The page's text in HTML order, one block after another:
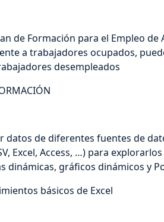
de Formación para el Empleo de
a trabajadores ocupados,
desempleados
datos de diferentes fuentes de
Excel, Access, …) para explorarlos
dinámicas, gráficos dinámicos y
básicos de Excel